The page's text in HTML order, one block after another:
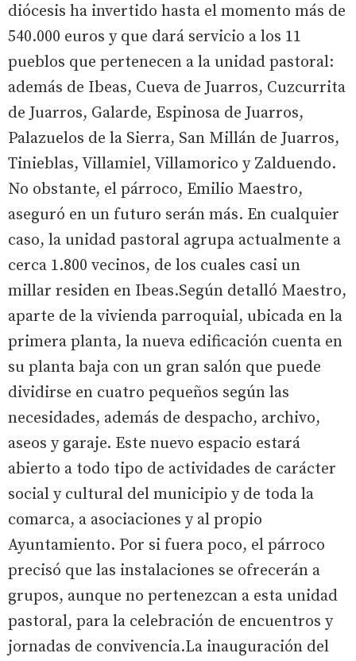
diócesis ha invertido hasta el momento más de
540.000 euros y que dará servicio a los 11
pueblos que pertenecen a la unidad pastoral:
además de Ibeas, Cueva de Juarros, Cuzcurrita
de Juarros, Galarde, Espinosa de Juarros,
Palazuelos de la Sierra, San Millán de Juarros,
Tinieblas, Villamiel, Villamorico y Zalduendo.
No obstante, el párroco, Emilio Maestro,
aseguró en un futuro serán más. En cualquier
caso, la unidad pastoral agrupa actualmente a
cerca 1.800 vecinos, de los cuales casi un
millar residen en Ibeas.Según detalló Maestro,
aparte de la vivienda parroquial, ubicada en la
primera planta, la nueva edificación cuenta en
su planta baja con un gran salón que puede
dividirse en cuatro pequeños según las
necesidades, además de despacho, archivo,
aseos y garaje. Este nuevo espacio estará
abierto a todo tipo de actividades de carácter
social y cultural del municipio y de toda la
comarca, a asociaciones y al propio
Ayuntamiento. Por si fuera poco, el párroco
precisó que las instalaciones se ofrecerán a
grupos, aunque no pertenezcan a esta unidad
pastoral, para la celebración de encuentros y
jornadas de convivencia.La inauguración del